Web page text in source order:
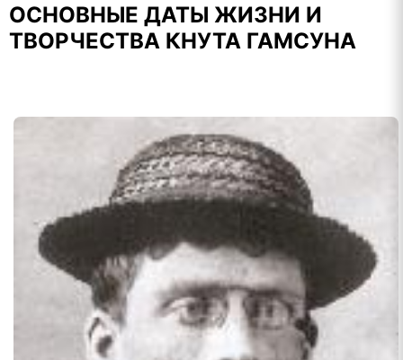
ОСНОВНЫЕ ДАТЫ ЖИЗНИ И
ТВОРЧЕСТВА КНУТА ГАМСУНА